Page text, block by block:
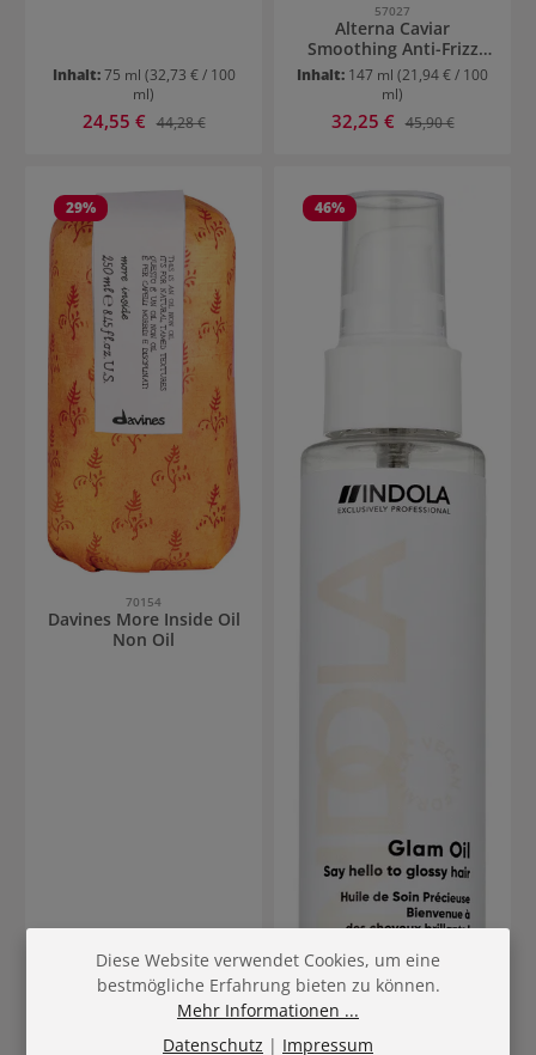
Inhalt:75 ml (32,73 € / 100
ml)
Verkaufspreis:
24,55 € Regulärer Preis:
44,28 €
57027
Alterna Caviar
Smoothing Anti-Frizz
Dry Oil Mist
Inhalt: 147 ml (21,94 € / 100
ml)
Verkaufspreis:
32,25 € Regulärer Preis:
45,90 €
29%
70154
Davines More Inside Oil
Non Oil
46%
Diese Website verwendet Cookies, um eine
bestmögliche Erfahrung bieten zu können.
Mehr Informationen ...
Datenschutz | Impressum